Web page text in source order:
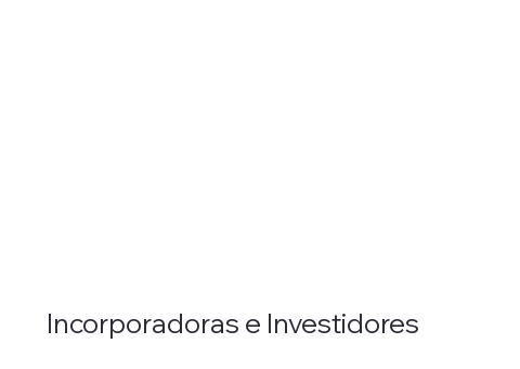
Incorporadoras e Investidores